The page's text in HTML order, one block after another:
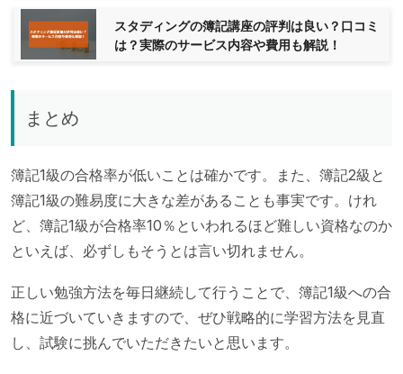
スタディングの簿記講座の評判は良い？口コミ
は？実際のサービス内容や費用も解説！
まとめ
簿記1級の合格率が低いことは確かです。また、簿記2級と
簿記1級の難易度に大きな差があることも事実です。けれ
ど、簿記1級が合格率10％といわれるほど難しい資格なのか
といえば、必ずしもそうとは言い切れません。
正しい勉強方法を毎日継続して行うことで、簿記1級への合
格に近づいていきますので、ぜひ戦略的に学習方法を見直
し、試験に挑んでいただきたいと思います。